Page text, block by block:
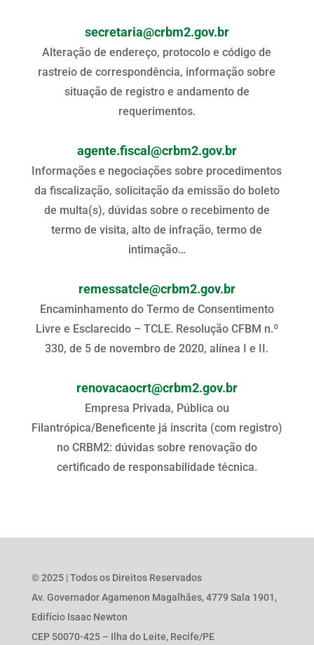
secretaria@crbm2.gov.br
Alteração de endereço, protocolo e código de
rastreio de correspondência, informação sobre
situação de registro e andamento de
requerimentos.
agente.fiscal@crbm2.gov.br
Informações e negociações sobre procedimentos
da fiscalização, solicitação da emissão do boleto
de multa(s), dúvidas sobre o recebimento de
termo de visita, alto de infração, termo de
intimação…
remessatcle@crbm2.gov.br
Encaminhamento do Termo de Consentimento
Livre e Esclarecido – TCLE. Resolução CFBM n.º
330, de 5 de novembro de 2020, alínea I e II.
renovacaocrt@crbm2.gov.br
Empresa Privada, Pública ou
Filantrópica/Beneficente já inscrita (com registro)
no CRBM2: dúvidas sobre renovação do
certificado de responsabilidade técnica.
© 2025 | Todos os Direitos Reservados
Av. Governador Agamenon Magalhães, 4779 Sala 1901,
Edifício Isaac Newton
CEP 50070-425 – Ilha do Leite, Recife/PE